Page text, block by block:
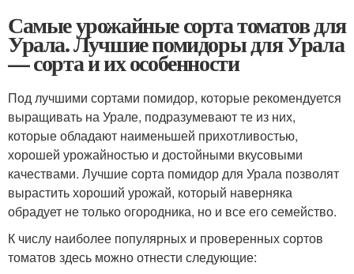
Самые урожайные сорта томатов для
Урала. Лучшие помидоры для Урала
— сорта и их особенности
Под лучшими сортами помидор, которые рекомендуется
выращивать на Урале, подразумевают те из них,
которые обладают наименьшей прихотливостью,
хорошей урожайностью и достойными вкусовыми
качествами. Лучшие сорта помидор для Урала позволят
вырастить хороший урожай, который наверняка
обрадует не только огородника, но и все его семейство.
К числу наиболее популярных и проверенных сортов
томатов здесь можно отнести следующие: